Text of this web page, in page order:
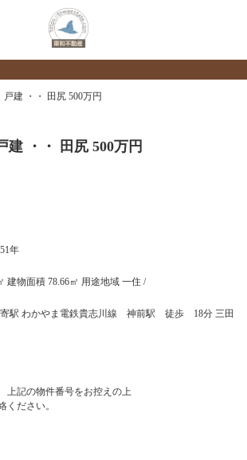
検索物件の詳細
****
戸建 ・・ 田尻 500万円
建 ・・ 田尻 500万円
年
建物面積 78.66㎡ 用途地域 一住 /
寄駅 わかやま電鉄貴志川線 神前駅 徒歩 18分 三田
記の物件番号をお控えの上
ください。